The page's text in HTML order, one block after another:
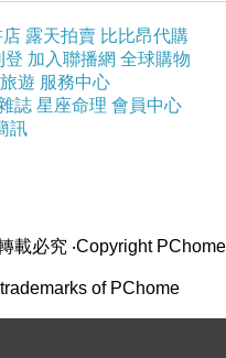
價，另有單點加價食材；
不會有缺貨不補的狀況出現，
‧涮鮮日式火鍋
店 露天拍賣 比比昂代購
登 加入聯播網 全球購物
旅遊 服務中心
誌 星座命理 會員中心
訊
載必究 ‧Copyright PChome
of PChome